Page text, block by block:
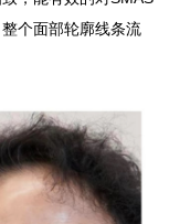
个面部轮廓线条流